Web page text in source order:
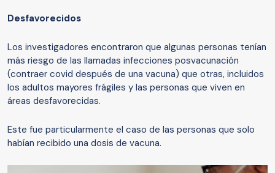
Desfavorecidos
Los investigadores encontraron que algunas personas tenían
más riesgo de las llamadas infecciones posvacunación
(contraer covid después de una vacuna) que otras, incluidos
los adultos mayores frágiles y las personas que viven en
áreas desfavorecidas.
Este fue particularmente el caso de las personas que solo
habían recibido una dosis de vacuna.